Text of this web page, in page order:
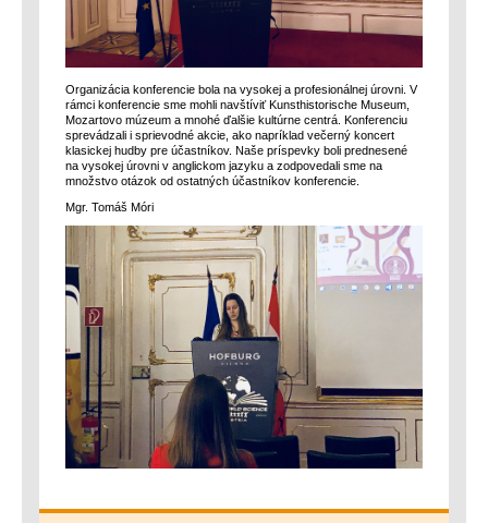
Organizácia konferencie bola na vysokej a profesionálnej úrovni. V
rámci konferencie sme mohli navštíviť Kunsthistorische Museum,
Mozartovo múzeum a mnohé ďalšie kultúrne centrá. Konferenciu
sprevádzali i sprievodné akcie, ako napríklad večerný koncert
klasickej hudby pre účastníkov. Naše príspevky boli prednesené
na vysokej úrovni v anglickom jazyku a zodpovedali sme na
množstvo otázok od ostatných účastníkov konferencie.
Mgr. Tomáš Móri